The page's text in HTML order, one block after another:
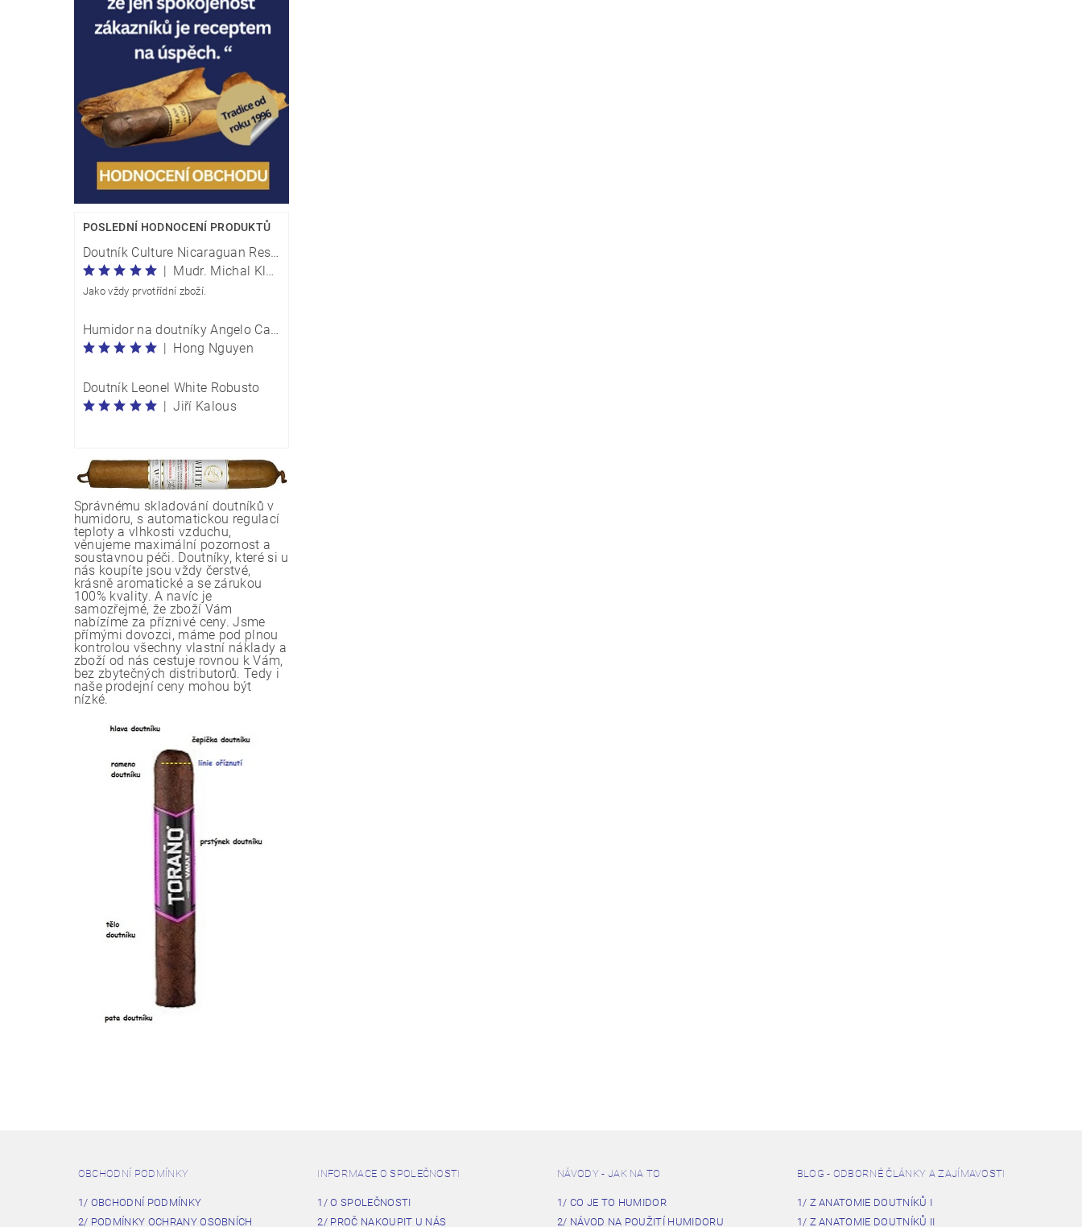
POSLEDNÍ HODNOCENÍ PRODUKTŮ
Doutník Culture Nicaraguan Reserve Perla Traveller - box 20 kusů
|
Mudr. Michal Klečka
Jako vždy prvotřídní zboží.
Humidor na doutníky Angelo Carbon Optik M 920054
| Hong Nguyen
Doutník Leonel White Robusto
| Jiří Kalous
Správnému skladování doutníků v
humidoru, s automatickou regulací
teploty a vlhkosti vzduchu,
věnujeme maximální pozornost a
soustavnou péči. Doutníky, které si u
nás koupíte jsou vždy čerstvé,
krásně aromatické a se zárukou
100% kvality. A navíc je
samozřejmé, že zboží Vám
nabízíme za příznivé ceny. Jsme
přímými dovozci, máme pod plnou
kontrolou všechny vlastní náklady a
zboží od nás cestuje rovnou k Vám,
bez zbytečných distributorů. Tedy i
naše prodejní ceny mohou být
nízké.
OBCHODNÍ PODMÍNKY
1/ OBCHODNÍ PODMÍNKY
2/ PODMÍNKY OCHRANY OSOBNÍCH
INFORMACE O SPOLEČNOSTI
1/ O SPOLEČNOSTI
2/ PROČ NAKOUPIT U NÁS
NÁVODY - JAK NA TO
1/ CO JE TO HUMIDOR
2/ NÁVOD NA POUŽITÍ HUMIDORU
BLOG - ODBORNÉ ČLÁNKY A ZAJÍMAVOSTI
1/ Z ANATOMIE DOUTNÍKŮ I
1/ Z ANATOMIE DOUTNÍKŮ II